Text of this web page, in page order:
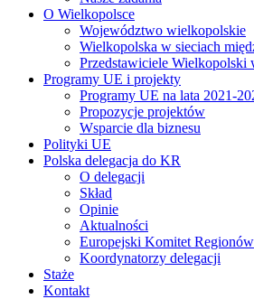
O Wielkopolsce
Województwo wielkopolskie
Wielkopolska w sieciach
Przedstawiciele Wielkopolski
Programy UE i projekty
Programy UE na lata 2021-
Propozycje projektów
Wsparcie dla biznesu
Polityki UE
Polska delegacja do KR
O delegacji
Skład
Opinie
Aktualności
Europejski Komitet Regionów
Koordynatorzy delegacji
Staże
Kontakt